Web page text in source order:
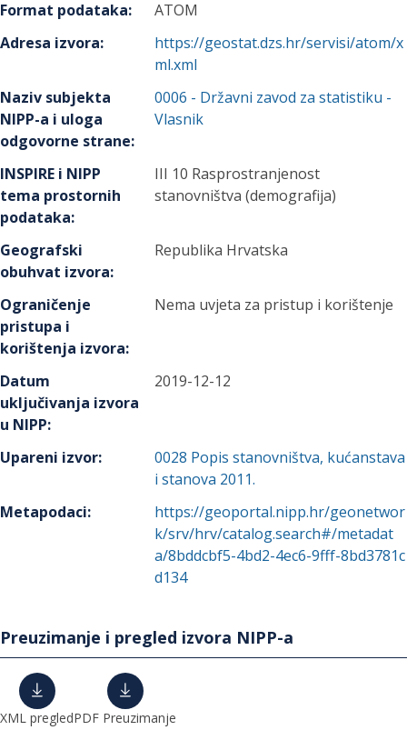
Format podataka:
ATOM
Adresa izvora:
https://geostat.dzs.hr/servisi/atom/x
ml.xml
Naziv subjekta
NIPP-a i uloga
odgovorne strane:
0006 - Državni zavod za statistiku -
Vlasnik
INSPIRE i NIPP
tema prostornih
podataka:
III 10 Rasprostranjenost
stanovništva (demografija)
Geografski
obuhvat izvora:
Republika Hrvatska
Ograničenje
pristupa i
korištenja izvora:
Nema uvjeta za pristup i korištenje
Datum
uključivanja izvora
u NIPP:
2019-12-12
Upareni izvor: 0028 Popis stanovništva, kućanstava
i stanova 2011.
Metapodaci:
https://geoportal.nipp.hr/geonetwor
k/srv/hrv/catalog.search#/metadat
a/8bddcbf5-4bd2-4ec6-9fff-8bd3781c
d134
Preuzimanje i pregled izvora NIPP-a
XML pregledPDF Preuzimanje